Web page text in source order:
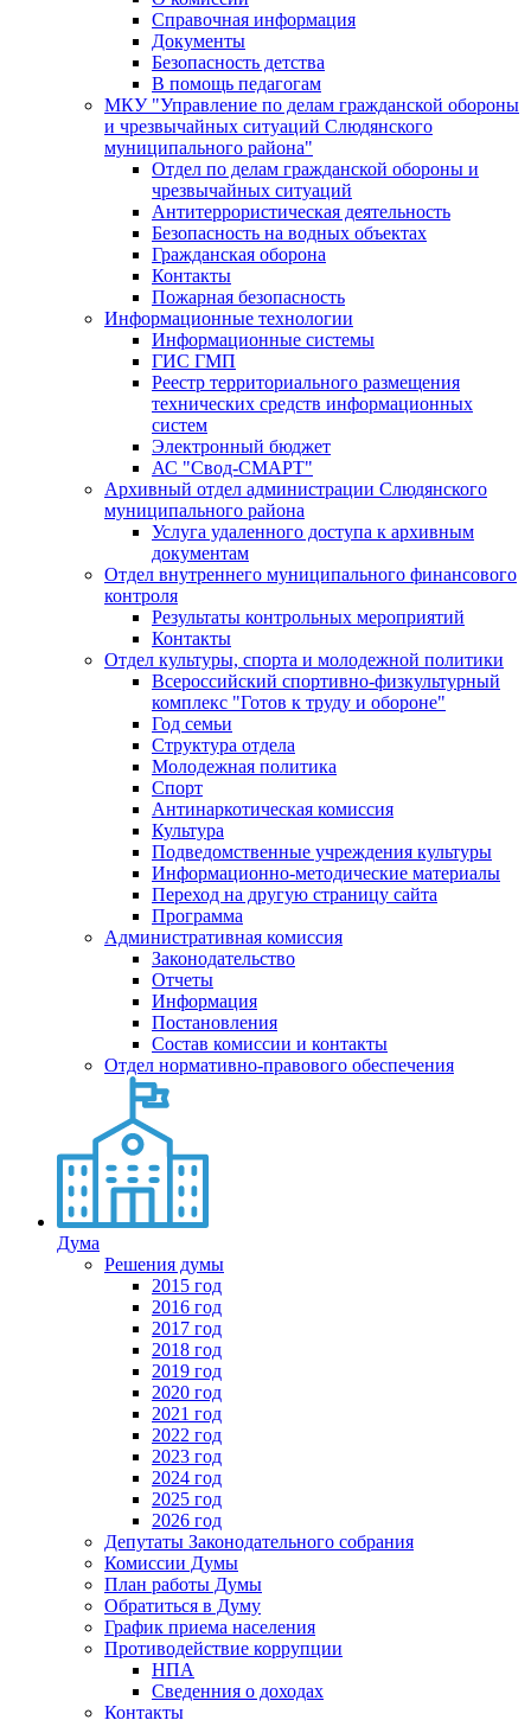
Справочная информация
Документы
Безопасность детства
В помощь педагогам
МКУ "Управление по делам гражданской обороны
и чрезвычайных ситуаций Слюдянского
муниципального района"
Отдел по делам гражданской обороны и
чрезвычайных ситуаций
Антитеррористическая деятельность
Безопасность на водных объектах
Гражданская оборона
Контакты
Пожарная безопасность
Информационные технологии
Информационные системы
ГИС ГМП
Реестр территориального размещения
технических средств информационных
систем
Электронный бюджет
АС "Свод-СМАРТ"
Архивный отдел администрации Слюдянского
муниципального района
Услуга удаленного доступа к архивным
документам
Отдел внутреннего муниципального финансового
контроля
Результаты контрольных мероприятий
Контакты
Отдел культуры, спорта и молодежной политики
Всероссийский спортивно-физкультурный
комплекс "Готов к труду и обороне"
Год семьи
Структура отдела
Молодежная политика
Спорт
Антинаркотическая комиссия
Культура
Подведомственные учреждения культуры
Информационно-методические материалы
Переход на другую страницу сайта
Программа
Административная комиссия
Законодательство
Отчеты
Информация
Постановления
Состав комиссии и контакты
Отдел нормативно-правового обеспечения
Дума
Решения думы
2015 год
2016 год
2017 год
2018 год
2019 год
2020 год
2021 год
2022 год
2023 год
2024 год
2025 год
2026 год
Депутаты Законодательного собрания
Комиссии Думы
План работы Думы
Обратиться в Думу
График приема населения
Противодействие коррупции
НПА
Сведенния о доходах
Контакты